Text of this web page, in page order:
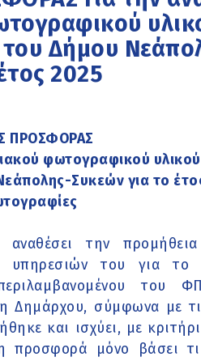
του Δήμου
2025
ΠΡΟΣΦΟΡΑΣ
φωτογραφικού υλικού
Συκεών για το
την
υπηρεσιών του για το
του
Δημάρχου, σύμφωνα με
και ισχύει, με
προσφορά μόνο βάσει